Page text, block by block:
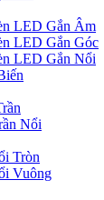
LED Gắn Âm
LED Gắn Góc
LED Gắn Nổi
Nổi
Tròn
Vuông